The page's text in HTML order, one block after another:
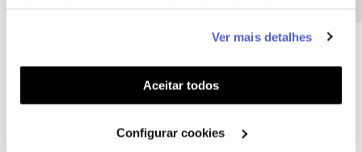
funcionalidades (cookies de personalização e
funcionalidade) e adaptar anúncios aos seus interesses
(cookies de publicidade personalizada). Pode gerir a
utilização dos cookies clicando em "Configurar
Ver mais detalhes
Aceitar todos
Configurar cookies
Hall of Fame de junho